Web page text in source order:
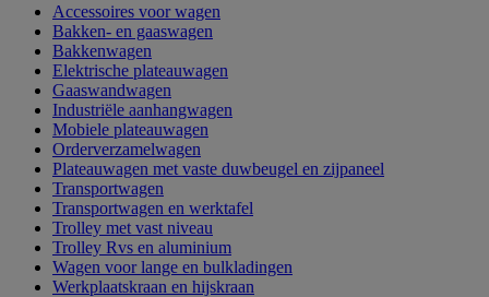
Accessoires voor wagen
Bakken- en gaaswagen
Bakkenwagen
Elektrische plateauwagen
Gaaswandwagen
Industriële aanhangwagen
Mobiele plateauwagen
Orderverzamelwagen
Plateauwagen met vaste duwbeugel en zijpaneel
Transportwagen
Transportwagen en werktafel
Trolley met vast niveau
Trolley Rvs en aluminium
Wagen voor lange en bulkladingen
Werkplaatskraan en hijskraan